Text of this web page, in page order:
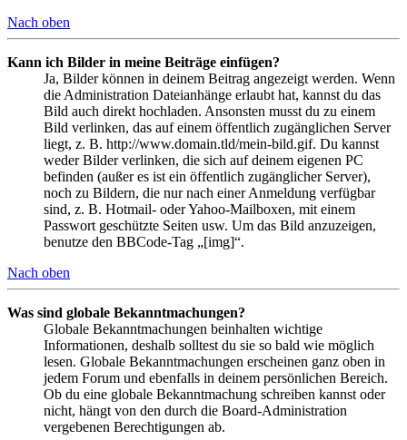
Nach oben
Kann ich Bilder in meine Beiträge einfügen?
Ja, Bilder können in deinem Beitrag angezeigt werden. Wenn
die Administration Dateianhänge erlaubt hat, kannst du das
Bild auch direkt hochladen. Ansonsten musst du zu einem
Bild verlinken, das auf einem öffentlich zugänglichen Server
liegt, z. B. http://www.domain.tld/mein-bild.gif. Du kannst
weder Bilder verlinken, die sich auf deinem eigenen PC
befinden (außer es ist ein öffentlich zugänglicher Server),
noch zu Bildern, die nur nach einer Anmeldung verfügbar
sind, z. B. Hotmail- oder Yahoo-Mailboxen, mit einem
Passwort geschützte Seiten usw. Um das Bild anzuzeigen,
benutze den BBCode-Tag „[img]“.
Nach oben
Was sind globale Bekanntmachungen?
Globale Bekanntmachungen beinhalten wichtige
Informationen, deshalb solltest du sie so bald wie möglich
lesen. Globale Bekanntmachungen erscheinen ganz oben in
jedem Forum und ebenfalls in deinem persönlichen Bereich.
Ob du eine globale Bekanntmachung schreiben kannst oder
nicht, hängt von den durch die Board-Administration
vergebenen Berechtigungen ab.